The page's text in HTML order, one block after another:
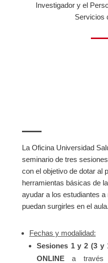
Investigador y el
Servicios
La Oficina Universidad
seminario de tres
con el objetivo de dotar al
herramientas básicas de
ayudar a los estudiantes
puedan surgirles en el aula.
Fechas y modalidad:
Sesiones 1 y 2 (3 y
ONLINEa través